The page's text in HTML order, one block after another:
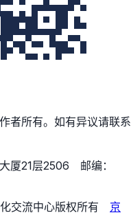
者所有。如有异议请联系
厦21层2506 邮编：
交流中心版权所有 京